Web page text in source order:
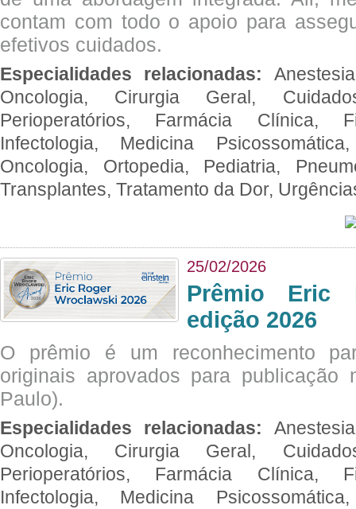
contam com todo o apoio para
efetivos cuidados.
Especialidades relacionadas:
Oncologia, Cirurgia Geral,
Perioperatórios, Farmácia Clínica,
Infectologia, Medicina
Oncologia, Ortopedia, Pediatria,
Transplantes, Tratamento da Dor,
25/02/2026
Prêmio Eric
edição 2026
O prêmio é um reconhecimento
originais aprovados para publicação
Paulo).
Especialidades relacionadas:
Oncologia, Cirurgia Geral,
Perioperatórios, Farmácia Clínica,
Infectologia, Medicina